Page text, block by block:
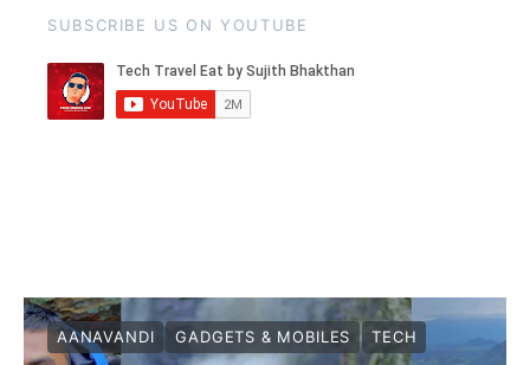
SUBSCRIBE US ON YOUTUBE
AANAVANDI GADGETS & MOBILES TECH